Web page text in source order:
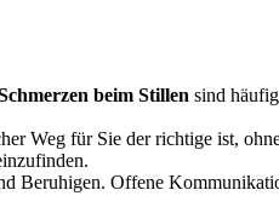
beim Stillen sind
Weg für Sie der richtige ist,
Beruhigen. Offene